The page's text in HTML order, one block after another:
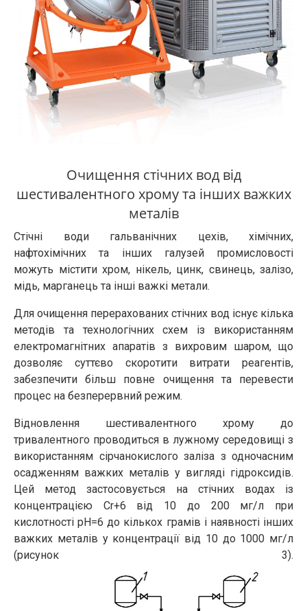
Очищення стічних вод від
шестивалентного хрому та інших важких
металів
Стічні води гальванічних цехів, хімічних,
нафтохімічних та інших галузей промисловості
можуть містити хром, нікель, цинк, свинець, залізо,
мідь, марганець та інші важкі метали.
Для очищення перерахованих стічних вод існує кілька
методів та технологічних схем із використанням
електромагнітних апаратів з вихровим шаром, що
дозволяє суттєво скоротити витрати реагентів,
забезпечити більш повне очищення та перевести
процес на безперервний режим.
Відновлення шестивалентного хрому до
тривалентного проводиться в лужному середовищі з
використанням сірчанокислого заліза з одночасним
осадженням важких металів у вигляді гідроксидів.
Цей метод застосовується на стічних водах із
концентрацією Сr+6 від 10 до 200 мг/л при
кислотності рН=6 до кількох грамів і наявності інших
важких металів у концентрації від 10 до 1000 мг/л
(рисунок 3).